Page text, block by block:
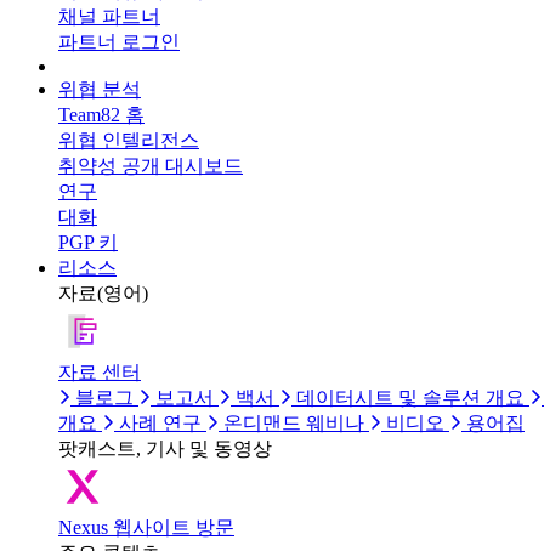
채널 파트너
파트너 로그인
위협 분석
Team82 홈
위협 인텔리전스
취약성 공개 대시보드
연구
대화
PGP 키
리소스
자료(영어)
자료 센터
블로그
보고서 백서
데이터시트 및 솔루션 개요
개요
사례 연구 온디맨드 웨비나 비디오
용어집
팟캐스트, 기사 및 동영상
Nexus 웹사이트 방문